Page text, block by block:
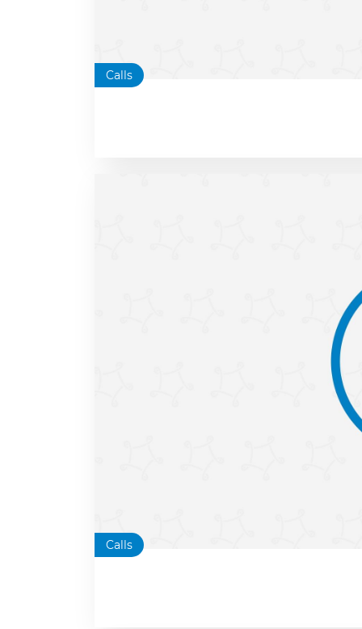
Calls
Calls